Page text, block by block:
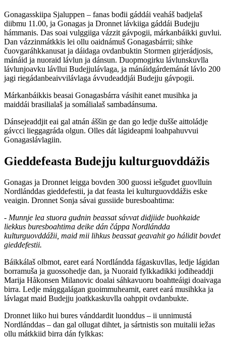
Gonagasskiipa Sjaluppen – fanas bođii gáddái veaháš badjelaš
diibmu 11.00, ja Gonagas ja Dronnet lávkiiga gáddái Budejju
hámmanis. Das soai vulggiiga vázzit gávpogii, márkanbáikki guvlui.
Dan vázzinmátkkis lei ollu oaidnámuš Gonagasbárrii; sihke
čuovgaráhkkanusat ja dáidaga ovdanbuktin Stormen girjerádjosis,
mánáid ja nuoraid lávlun ja dánsun. Duopmogirku lávlunskuvlla
lávlunjoavku lávllui Budejjulávlaga, ja mánáidgárdemánát lávlo 200
jagi riegádanbeaivvilávlaga ávvudeaddjái Budejju gávpogii.
Márkanbáikkis beasai Gonagasbárra vásihit eanet musihka ja
maiddái brasilialaš ja somálialaš sambadánsuma.
Dánsejeaddjit eai gal atnán áššin ge dan go ledje dušše aittoládje
gávcci lieggagráda olgun. Olles dát lágideapmi loahpahuvvui
Gonagaslávlagiin.
Gieddefeasta Budejju kulturguovddážis
Gonagas ja Dronnet leigga bovden 300 guossi iešguđet guovlluin
Nordlánddas gieddefestii, ja dat feasta lei kulturguovddážis eske
veaigin. Dronnet Sonja sávai gussiide buresboahtima:
- Munnje lea stuora gudnin beassat sávvat didjiide buohkaide
liekkus buresboahtima deike dán čáppa Nordlándda
kulturguovddážii, maid mii lihkus beassat geavahit go hálidit bovdet
gieddefestii.
Báikkálaš olbmot, earet eará Nordlándda fágaskuvllas, ledje lágidan
borramuša ja guossohedje dan, ja Nuoraid fylkkadikki jođiheaddji
Marija Håkonsen Milanovic doalai sáhkavuoru boahtteáigi doaivaga
birra. Ledje máŋggalágan guoimmuheamit, earet eará musihkka ja
lávlagat maid Budejju joatkkaskuvlla oahppit ovdanbukte.
Dronnet liiko hui bures vánddardit luonddus – ii unnimustá
Nordlánddas – dan gal ollugat dihtet, ja sártnistis son muitalii iežas
ollu mátkkiid birra dán fylkkas: